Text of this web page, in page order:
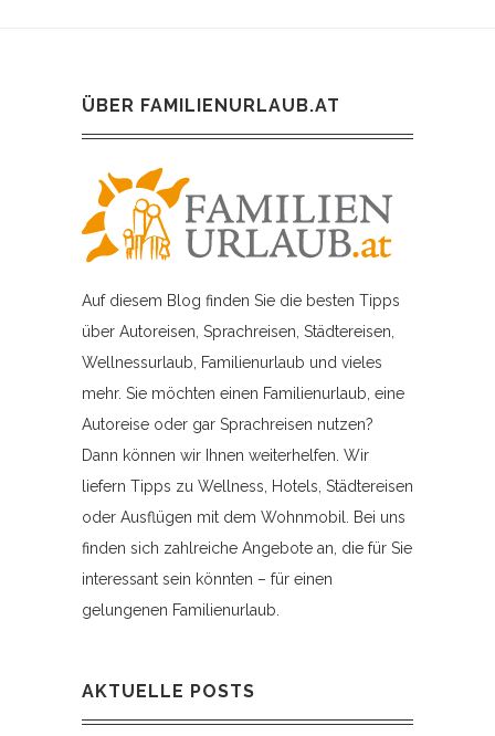
ÜBER FAMILIENURLAUB.AT
Auf diesem Blog finden Sie die besten Tipps
über Autoreisen, Sprachreisen, Städtereisen,
Wellnessurlaub, Familienurlaub und vieles
mehr. Sie möchten einen Familienurlaub, eine
Autoreise oder gar Sprachreisen nutzen?
Dann können wir Ihnen weiterhelfen. Wir
liefern Tipps zu Wellness, Hotels, Städtereisen
oder Ausflügen mit dem Wohnmobil. Bei uns
finden sich zahlreiche Angebote an, die für Sie
interessant sein könnten – für einen
gelungenen Familienurlaub.
AKTUELLE POSTS